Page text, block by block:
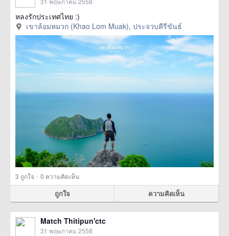
หลงรักประเทศไทย :)
เขาล้อมหมวก (Khao Lom Muak), ประจวบคีรีขันธ์
3 ถูกใจ · 0 ความคิดเห็น
ถูกใจ ความคิดเห็น
Match Thitipun'ctc
31 พฤษภาคม 2558